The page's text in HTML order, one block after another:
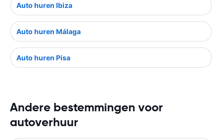
Auto huren Ibiza
Auto huren Málaga
Auto huren Pisa
Andere bestemmingen voor
autoverhuur